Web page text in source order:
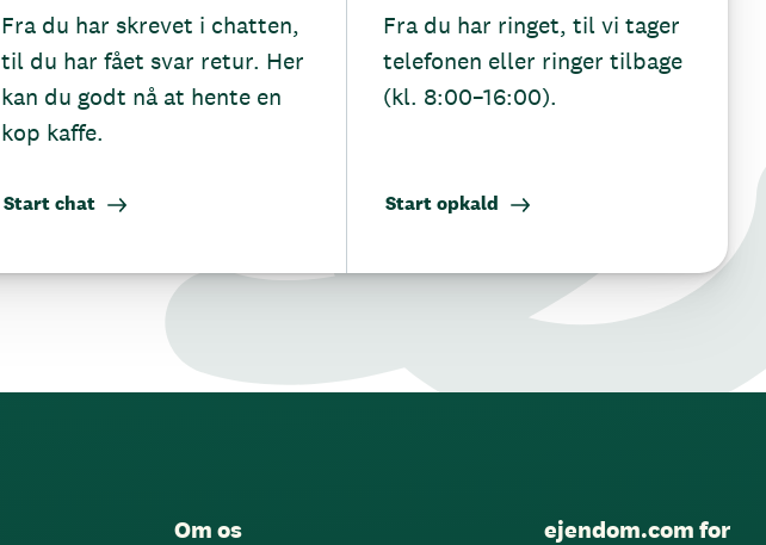
Fra du har skrevet i chatten,
til du har fået svar retur. Her
kan du godt nå at hente en
kop kaffe.
Start chat
Fra du har ringet, til vi tager
telefonen eller ringer tilbage
(kl. 8:00–16:00).
Start opkald
Om os ejendom.com for